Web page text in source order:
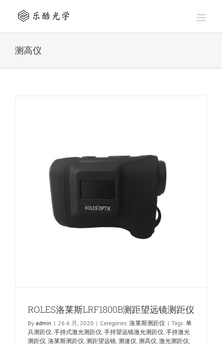
测高仪
ROLES洛莱斯LRF1800B测距望远镜测距仪
By admin | 26 6 月, 2020 | Categories: 洛莱斯测距仪 | Tags: 单
兵测距仪, 手持式激光测距仪, 手持望远镜激光测距仪, 手持激光
测距仪, 洛莱斯测距仪, 测距望远镜, 测速仪, 测高仪, 激光测距仪,